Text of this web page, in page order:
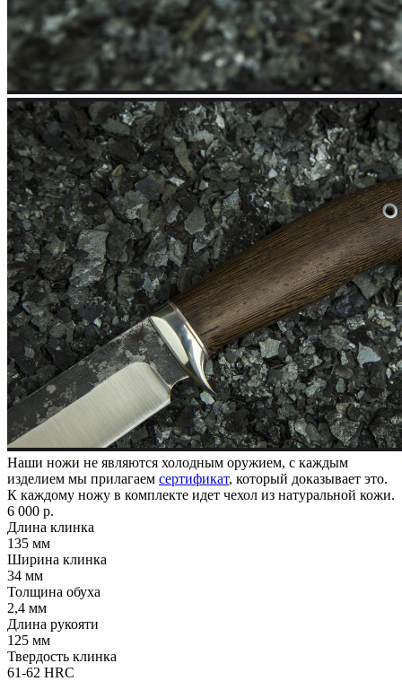
Наши ножи не являются холодным оружием, с каждым
изделием мы прилагаем сертификат, который доказывает это.
К каждому ножу в комплекте идет чехол из натуральной кожи.
6 000 р.
Длина клинка
135 мм
Ширина клинка
34 мм
Толщина обуха
2,4 мм
Длина рукояти
125 мм
Твердость клинка
61-62 HRC